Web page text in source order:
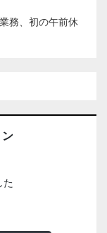
務、初の午前休
た